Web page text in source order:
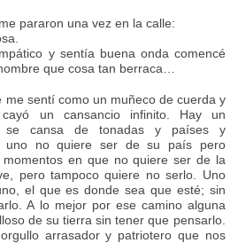
pararon una vez en la calle:
y sentía buena onda comencé
que cosa tan berraca…
me sentí como un muñeco de cuerda y
un cansancio infinito. Hay un
se cansa de tonadas y países y
uno no quiere ser de su país pero
en que no quiere ser de la
pero tampoco quiere no serlo. Uno
el que es donde sea que esté; sin
A lo mejor por ese camino alguna
de su tierra sin tener que pensarlo.
arrasador y patriotero que nos